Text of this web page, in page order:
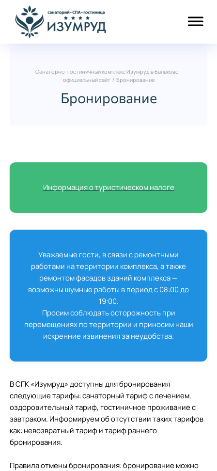
Санаторно-гостиничный комплекс Изумруд в Балаково -
официальный сайт / Бронирование
Бронирование
Информация о туристическом налоге
Уважаемые гости, в связи с ремонтными
работами на территории комплекса, а также
ремонтом фасадов зданий комплекса —
возможны шумные работы в период с 08:00 до
19:00.
Просим соблюдать осторожность при
перемещениях по территории и приносим наши
искренние извинения за неудобства.
В СГК «Изумруд» доступны для бронирования
следующие тарифы: санаторный тариф с лечением,
оздоровительный тариф, гостиничное проживание с
завтраком. Информируем об отсутствии таких тарифов
как: невозвратный тариф и тариф раннего
бронирования.
Правила отмены бронирования: бронирование можно